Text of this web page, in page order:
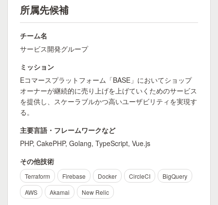
所属先候補
チーム名
サービス開発グループ
ミッション
Eコマースプラットフォーム「BASE」においてショップ
オーナーが継続的に売り上げを上げていくためのサービス
を提供し、スケーラブルかつ高いユーザビリティを実現す
る。
主要言語・フレームワークなど
PHP, CakePHP, Golang, TypeScript, Vue.js
その他技術
Terraform Firebase Docker CircleCI
BigQuery
AWS
Akamai New Relic